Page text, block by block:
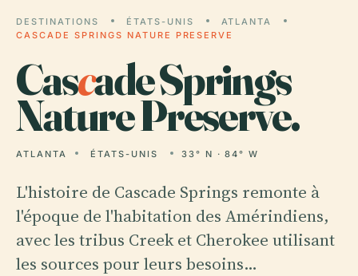
DESTINATIONS ÉTATS-UNIS
ATLANTA
CASCADE SPRINGS NATURE PRESERVE
Cascade Springs
Nature Preserve.
ATLANTA ÉTATS-UNIS 33° N · 84° W
L'histoire de Cascade Springs remonte à
l'époque de l'habitation des Amérindiens,
avec les tribus Creek et Cherokee utilisant
les sources pour leurs besoins…